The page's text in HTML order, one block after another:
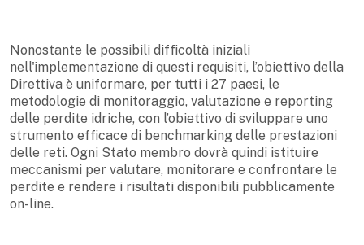
Nonostante le possibili difficoltà iniziali
nell'implementazione di questi requisiti, l’obiettivo della
Direttiva è uniformare, per tutti i 27 paesi, le
metodologie di monitoraggio, valutazione e reporting
delle perdite idriche, con l’obiettivo di sviluppare uno
strumento efficace di benchmarking delle prestazioni
delle reti. Ogni Stato membro dovrà quindi istituire
meccanismi per valutare, monitorare e confrontare le
perdite e rendere i risultati disponibili pubblicamente
on-line.